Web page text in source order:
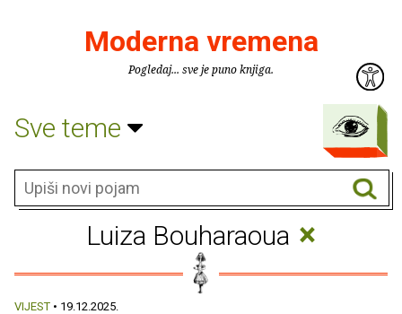
Moderna vremena
Pogledaj... sve je puno knjiga.
Sve teme
Luiza Bouharaoua ×
VIJEST • 19.12.2025.